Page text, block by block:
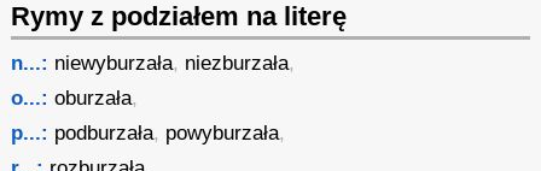
Rymy z podziałem na literę
n...: niewyburzała, niezburzała,
o...: oburzała,
p...: podburzała, powyburzała,